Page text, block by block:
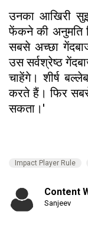
उनका आखिरी
फेंकने की अनुमति
सबसे अच्छा
उस सर्वश्रेष्ठ
चाहेंगे। शीर्ष
करते हैं। फिर
सकता।'
Impact Player Rule
Content
Sanjeev